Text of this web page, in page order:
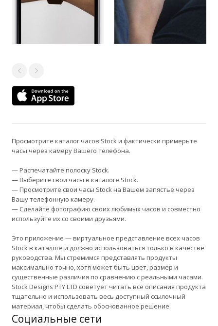
Просмотрите каталог часов Stock и фактически примерьте
часы через камеру Вашего телефона.
— Распечатайте полоску Stock.
— Выберите свои часы в каталоге Stock.
— Просмотрите свои часы Stock на Вашем запястье через
Вашу телефонную камеру.
— Сделайте фотографию своих любимых часов и совместно
используйте их со своими друзьями.
Это приложение — виртуальное представление всех часов
Stock в каталоге и должно использоваться только в качестве
руководства. Мы стремимся представлять продукты
максимально точно, хотя может быть цвет, размер и
существенные различия по сравнению с реальными часами.
Stock Designs PTY LTD советует читать все описания продукта
тщательно и использовать весь доступный ссылочный
материал, чтобы сделать обоснованное решение.
Социальные сети